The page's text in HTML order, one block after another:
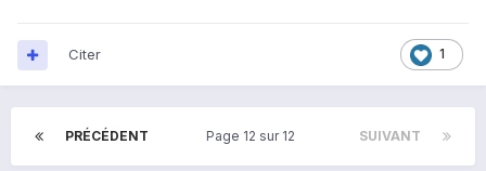
1
Citer
PRÉCÉDENT SUIVANT
Page 12 sur 12